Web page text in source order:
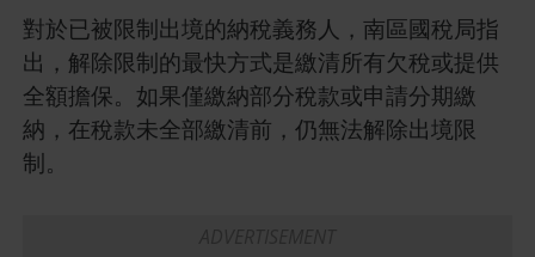
對於已被限制出境的納稅義務人，南區國稅局指
出，解除限制的最快方式是繳清所有欠稅或提供
全額擔保。如果僅繳納部分稅款或申請分期繳
納，在稅款未全部繳清前，仍無法解除出境限
制。